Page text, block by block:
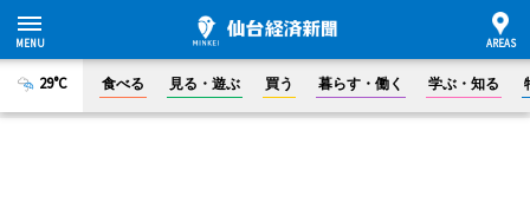
29°C 食べる 見る・遊ぶ 買う 暮らす・働く 学ぶ・知る